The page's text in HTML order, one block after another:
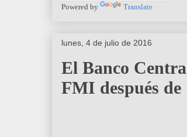
Powered by Translate
lunes, 4 de julio de 2016
El Banco
FMI después de